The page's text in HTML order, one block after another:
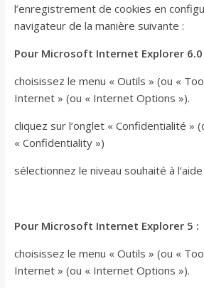
l’enregistrement de cookies en
navigateur de la manière suivante :
Pour Microsoft Internet Explorer 6.0
choisissez le menu « Outils » (ou «
Internet » (ou « Internet Options »).
cliquez sur l’onglet « Confidentialité »
« Confidentiality »)
sélectionnez le niveau souhaité à
Pour Microsoft Internet Explorer 5 :
choisissez le menu « Outils » (ou «
Internet » (ou « Internet Options »).